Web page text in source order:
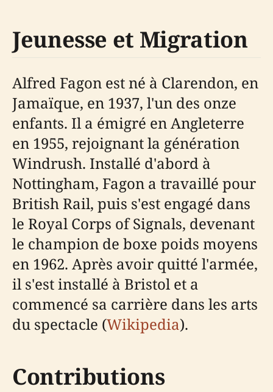
Jeunesse et Migration
Alfred Fagon est né à Clarendon, en
Jamaïque, en 1937, l'un des onze
enfants. Il a émigré en Angleterre
en 1955, rejoignant la génération
Windrush. Installé d'abord à
Nottingham, Fagon a travaillé pour
British Rail, puis s'est engagé dans
le Royal Corps of Signals, devenant
le champion de boxe poids moyens
en 1962. Après avoir quitté l'armée,
il s'est installé à Bristol et a
commencé sa carrière dans les arts
du spectacle (Wikipedia).
Contributions